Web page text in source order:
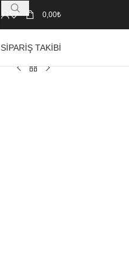
0,00₺
SIPARIŞ TAKIBI